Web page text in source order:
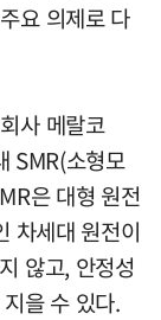
요 의제로 다
사 메랄코
SMR(소형모
은 대형 원전
차세대 원전이
않고, 안정성
을 수 있다.